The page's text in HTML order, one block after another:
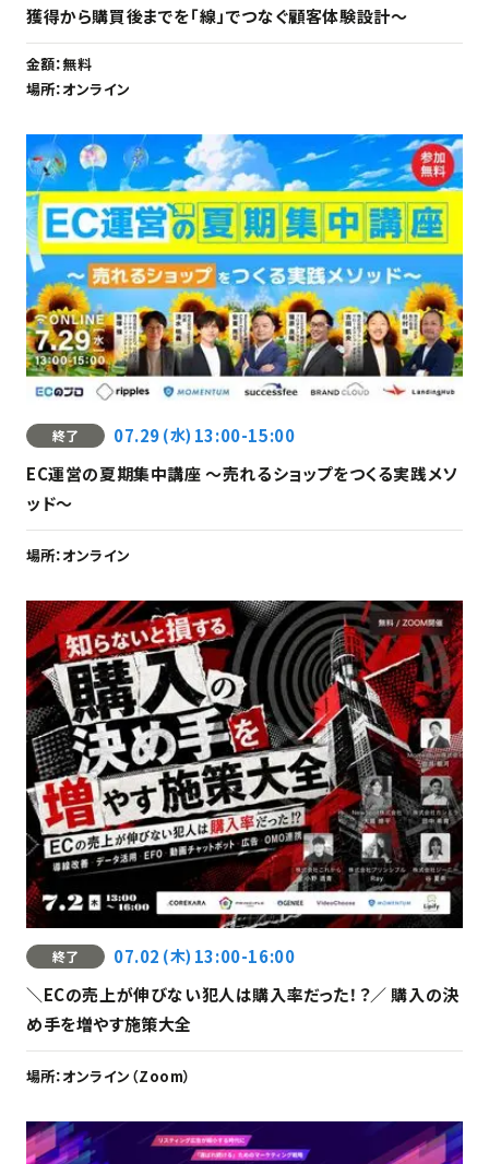
獲得から購買後までを「線」でつなぐ顧客体験設計〜
金額：無料
場所：オンライン
終了 07.29 (水) 13:00-15:00
EC運営の夏期集中講座 ～売れるショップをつくる実践メソ
ッド～
場所：オンライン
終了 07.02 (木) 13:00-16:00
＼ECの売上が伸びない犯人は購入率だった！？／ 購入の決
め手を増やす施策大全
場所：オンライン（Zoom）